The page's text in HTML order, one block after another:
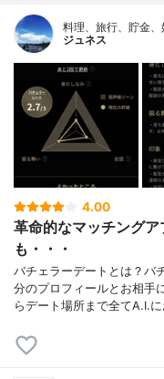
料理、旅行、貯金、
ジュネス
4.00
革命的なマッチング
も・・・
バチェラーデートとは？バ
分のプロフィールとお相手
らデート場所まで全てA.I.